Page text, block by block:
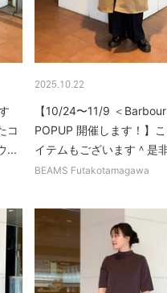
コ
...
2025.10.22
【10/24〜11/9 ＜Barbour
POPUP 開催します！】
イテムもございます＾是
BEAMS Futakotamagawa